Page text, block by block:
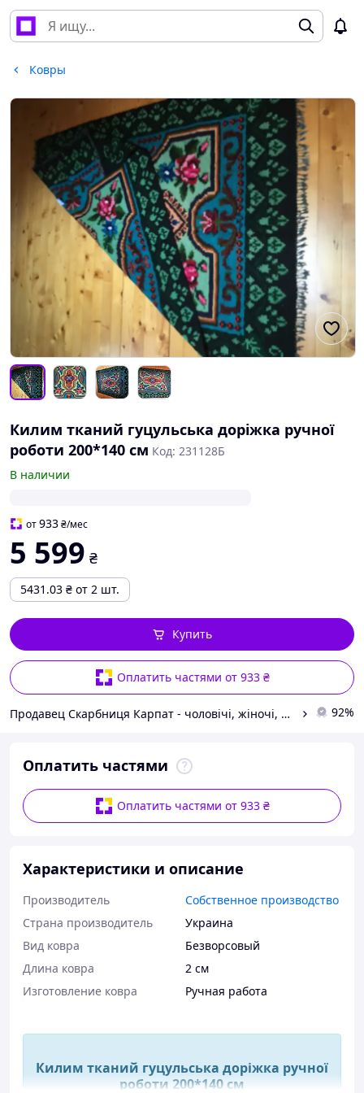
Ковры
Килим тканий гуцульська доріжка ручної
роботи 200*140 см Код: 231128Б
В наличии
от933₴/мес
5 599 ₴
5431.03 ₴ от 2 шт.
Оплатить частями от 933 ₴
Купить
Продавец Скарбниця Карпат - чоловічі, жіночі, дитячі вишиванки, гердани, ручної роботи 92%
Оплатить частями
Оплатить частями от 933 ₴
Характеристики и описание
Производитель
Собственное производство
Страна производитель
Украина
Вид ковра
Безворсовый
Длина ковра
2 см
Изготовление ковра
Ручная работа
Килим тканий гуцульська доріжка ручної
роботи 200*140 см